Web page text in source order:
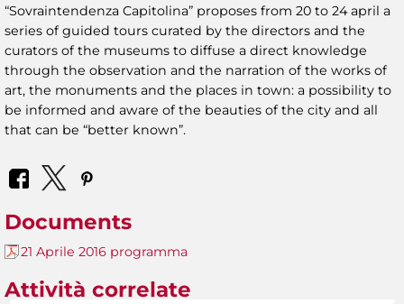
“Sovraintendenza Capitolina” proposes from 20 to 24 april a
series of guided tours curated by the directors and the
curators of the museums to diffuse a direct knowledge
through the observation and the narration of the works of
art, the monuments and the places in town: a possibility to
be informed and aware of the beauties of the city and all
that can be “better known”.
Documents
21 Aprile 2016 programma
Attività correlate